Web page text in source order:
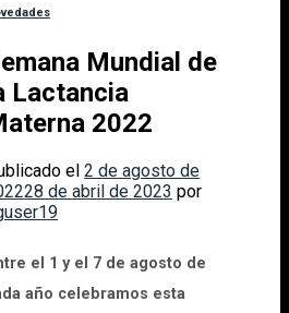
Mundial de
Lactancia
2022
el2 de agosto de
28 de abril de 2023 por
el 1 y el 7 de agosto de
año celebramos esta